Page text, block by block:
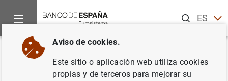
ESEN
Inicio Noticias y eventos
Volver
Evolución monetaria de la zona
Aviso de cookies.
Este sitio o aplicación web utiliza cookies
propias y de terceros para mejorar su